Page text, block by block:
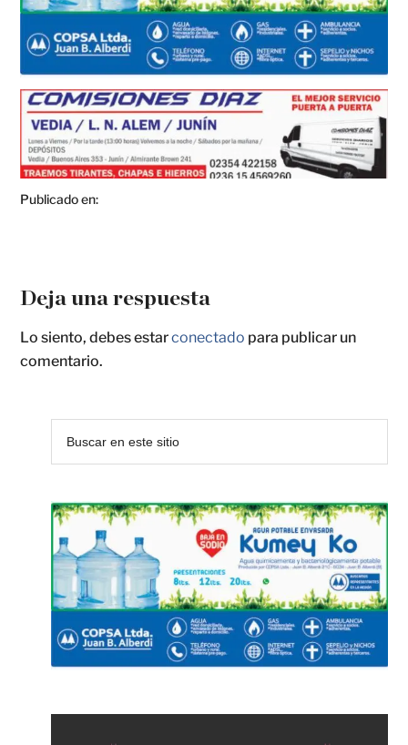
Publicado en:
Deja una respuesta
Lo siento, debes estarconectado para publicar un
comentario.